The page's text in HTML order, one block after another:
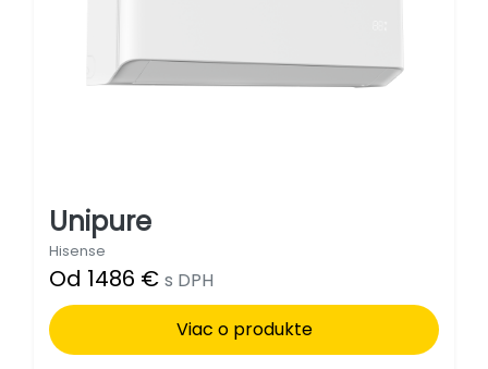
Unipure
Hisense
Od 1486 € s DPH
Viac o produkte